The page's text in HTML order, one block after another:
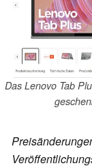
Das Lenovo Tab